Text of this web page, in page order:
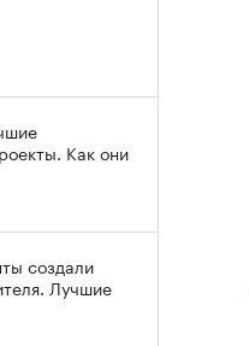
Как они
создали
Лучшие